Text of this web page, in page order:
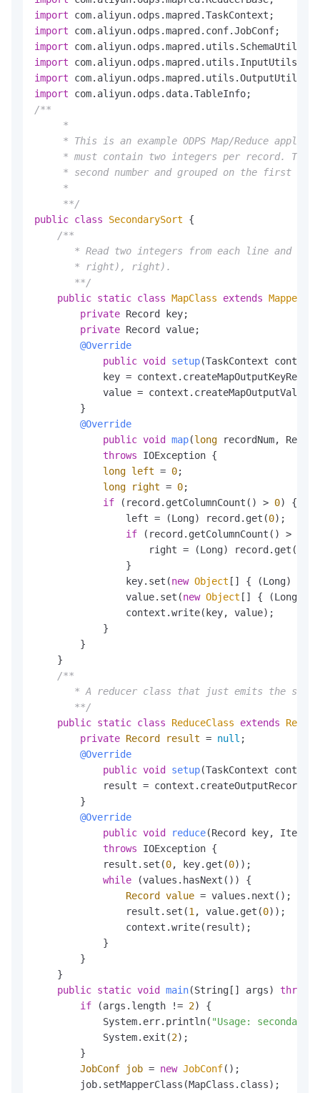
import
import
import
import
import
import
/**
     *
* This is an example ODPS Map/Reduce
* must contain two integers per record. The
* second number and grouped on the first
     *
     **/
public class SecondarySort {
/**
* Read two integers from each line and
       * right), right).
       **/
public static class MapClass extends
private Record key;
private Record value;
@Override
public void setup(TaskContext context)
key =
value =
        }
@Override
public void map(long recordNum,
throws IOException {
long left = 0;
long
right = 0;
if (record.getColumnCount() > 0) {
                left = (Long) record.get(
0);
if (record.getColumnCount() >
                    right = (Long) record.get(
                }
                key.set(
new Object [] { (Long)
                value.set(
new Object [] { (Long)
                context.write(key, value);
            }
        }
    }
/**
* A reducer class that just emits the sum
       **/
public static class ReduceClass extends
private Record result = null ;
@Override
public void setup(TaskContext context)
            result = context.createOutputRecord();
        }
@Override
public void reduce(Record key,
throws IOException {
            result.set(
0, key.get(0));
while (values.hasNext()) {
Record
value = values.next();
                result.set(
1 , value.get(0));
                context.write(result);
            }
        }
    }
public static void main(String[] args) throws
if (args.length != 2) {
            System.err.println(
"Usage:
            System.exit(
2);
        }
JobConf
job = new JobConf();
        job.setMapperClass(MapClass.class);